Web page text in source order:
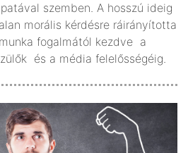
szemben. A hosszú ideig
morális kérdésre ráirányította
fogalmától kezdve a
és a média felelősségéig.